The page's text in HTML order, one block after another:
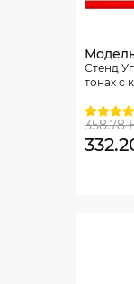
Стенд
тонах с
358.78